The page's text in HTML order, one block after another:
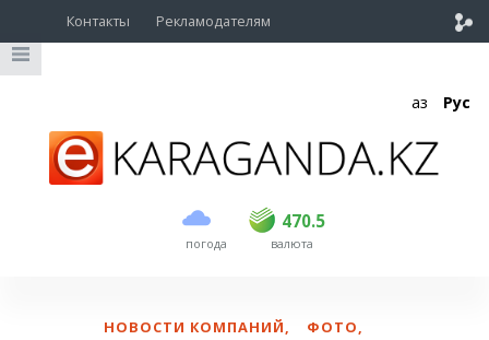
Контакты Рекламодателям
Қаз Рус
погода
470.5
USD 468.5 470.5
EUR валюта
НОВОСТИ КОМПАНИЙ, ФОТО,